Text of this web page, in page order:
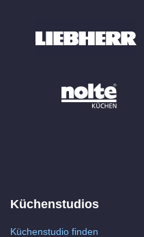
Küchenstudios
Küchenstudio finden